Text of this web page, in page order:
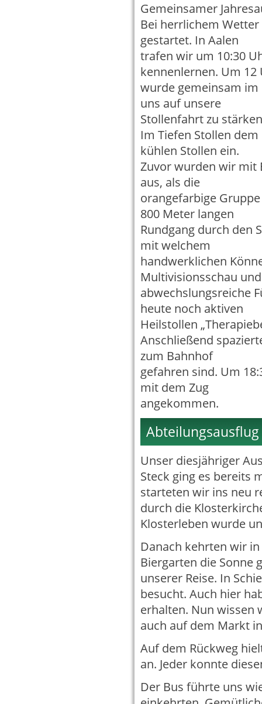
Gemeinsamer
Bei herrlichem
gestartet. In Aalen
trafen wir um 10:30
kennenlernen. Um 12
wurde gemeinsam im
uns auf unsere
Stollenfahrt zu
Im Tiefen Stollen
kühlen Stollen ein.
Zuvor wurden wir mit
aus, als die
orangefarbige
800 Meter langen
Rundgang durch den
mit welchem
handwerklichen
Multivisionsschau
abwechslungsreiche
heute noch aktiven
Heilstollen
Anschließend
zum Bahnhof
gefahren sind. Um
mit dem Zug
angekommen.
Unser diesjähriger
Steck ging es bereits
starteten wir ins neu
durch die
Klosterleben wurde
Danach kehrten wir
Biergarten die Sonne
unserer Reise. In
besucht. Auch hier
erhalten. Nun wissen
auch auf dem Markt
Auf dem Rückweg
an. Jeder konnte
Der Bus führte uns